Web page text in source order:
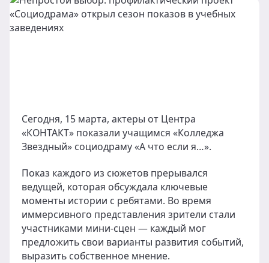
Сегодня, 15 марта, актеры от Центра
«КОНТАКТ» показали учащимся «Колледжа
Звездный» социодраму «А что если я…».
Показ каждого из сюжетов прерывался
ведущей, которая обсуждала ключевые
моменты истории с ребятами. Во время
иммерсивного представления зрители стали
участниками мини-сцен — каждый мог
предложить свои варианты развития событий,
выразить собственное мнение.